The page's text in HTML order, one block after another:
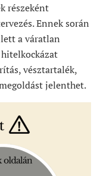
részeként
Ennek során
a váratlan
vésztartalék,
jelenthet.